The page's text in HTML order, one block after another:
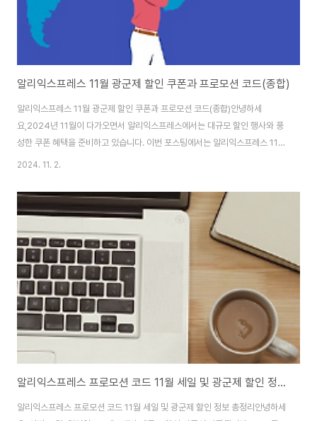
알리익스프레스 11월 광군제 할인 쿠폰과 프로모션 코드(종합)
알리익스프레스 11월 광군제 할인 쿠폰과 프로모션 코드(종합)안녕하세
요,2024년 11월이 다가오면서 알리익스프레스에서는 대규모 할인 행사와 풍
성한 쿠폰 혜택을 준비하고 있습니다. 이번 포스팅에서는 알리익스프레스 11월
할인 쿠폰과 프로모션 코드를 모두 모아 정리해드릴게요. 원하는 상품을 더 저
쿠폰센터 – 모든 할인 쿠폰의 집합소!알리 쿠폰센터는 다양한 할인 쿠폰과 프로
모션 코드를 한곳에서 볼 수 있는 알리익스프레스의 필수 방문 장소입니다. 이
곳에서는 패션, 전자기기, 생활용품 등 다양한 카테고리의 할인 쿠폰을 찾아볼
수 있어요.주요 쿠폰 예시:$39 이상 구매 시 $5 할인$79 이상 구매 시 $10
할인$119 이상 구매 시..
2024. 11. 2.
알리익스프레스 프로모션 코드 11월 세일 및 광군제 할인 정보 총정리
알리익스프레스 프로모션 코드 11월 세일 및 광군제 할인 정보 총정리안녕하세